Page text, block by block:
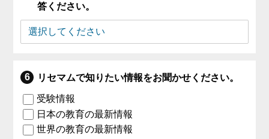
答ください。
リセマムで知りたい情報をお聞かせください。
受験情報
日本の教育の最新情報
世界の教育の最新情報